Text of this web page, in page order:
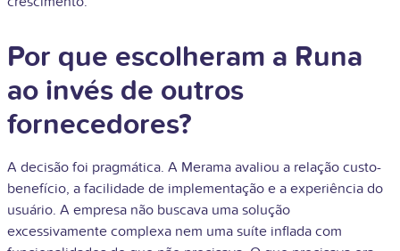
Por que escolheram a Runa
ao invés de outros
fornecedores?
A decisão foi pragmática. A Merama avaliou a relação custo-
benefício, a facilidade de implementação e a experiência do
usuário. A empresa não buscava uma solução
excessivamente complexa nem uma suíte inflada com